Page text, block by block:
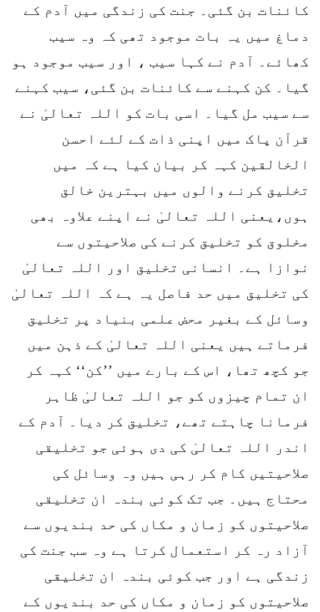
کائنات بن گئی۔ جنت کی زندگی میں آدم کے
دماغ میں یہ بات موجود تھی کہ وہ سیب
کھائے۔ آدم نے کہا سیب ، اور سیب موجود ہو
گیا۔ کن کہنے سے کائنات بن گئی، سیب کہنے
سے سیب مل گیا۔ اسی بات کو اللہ تعالیٰ نے
قرآن پاک میں اپنی ذات کے لئے احسن
الخالقین کہہ کر بیان کیا ہے کہ میں
تخلیق کرنے والوں میں بہترین خالق
ہوں،یعنی اللہ تعالیٰ نے اپنے علاوہ بھی
مخلوق کو تخلیق کرنے کی صلاحیتوں سے
نوازا ہے۔ انسانی تخلیق اور اللہ تعالیٰ
کی تخلیق میں حد فاصل یہ ہے کہ اللہ تعالیٰ
وسائل کے بغیر محض علمی بنیاد پر تخلیق
فرماتے ہیں یعنی اللہ تعالیٰ کے ذہن میں
جو کچھ تھا، اس کے بارے میں ’’کن‘‘ کہہ کر
ان تمام چیزوں کو جو اللہ تعالیٰ ظاہر
فرمانا چاہتے تھے، تخلیق کر دیا۔ آدم کے
اندر اللہ تعالیٰ کی دی ہوئی جو تخلیقی
صلاحیتیں کام کر رہی ہیں وہ وسائل کی
محتاج ہیں۔ جب تک کوئی بندہ ان تخلیقی
صلاحیتوں کو زمان و مکاں کی حد بندیوں سے
آزاد رہ کر استعمال کرتا ہے وہ سب جنت کی
زندگی ہے اور جب کوئی بندہ ان تخلیقی
صلاحیتوں کو زمان و مکاں کی حد بندیوں کے